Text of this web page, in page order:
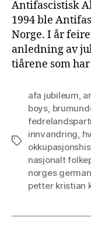
Antifascistisk
1994 ble
Norge. I år
anledning av
tiårene som
Tags
afa jubileum,
boys,
innvandring,
nasjonalt
norges
petter kristian